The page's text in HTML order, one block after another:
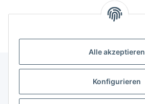
Alle akzeptieren
Konfigurieren
Informationen